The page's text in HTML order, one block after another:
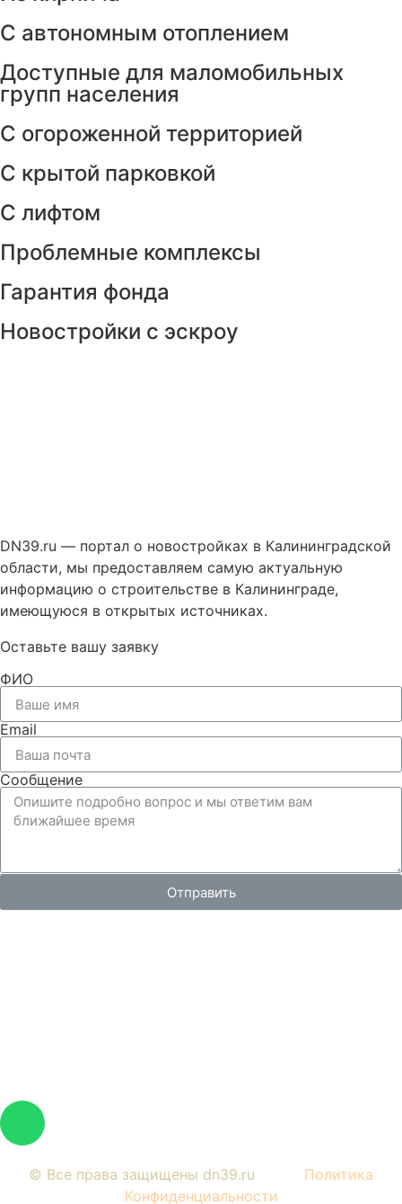
С автономным отоплением
Доступные для маломобильных
групп населения
С огороженной территорией
С крытой парковкой
С лифтом
Проблемные комплексы
Гарантия фонда
Новостройки с эскроу
DN39.ru — портал о новостройках в Калининградской
области, мы предоставляем самую актуальную
информацию о строительстве в Калининграде,
имеющуюся в открытых источниках.
Оставьте вашу заявку
ФИО
Email
Сообщение
Отправить
© Все права защищены dn39.ru Политика
Конфиденциальности